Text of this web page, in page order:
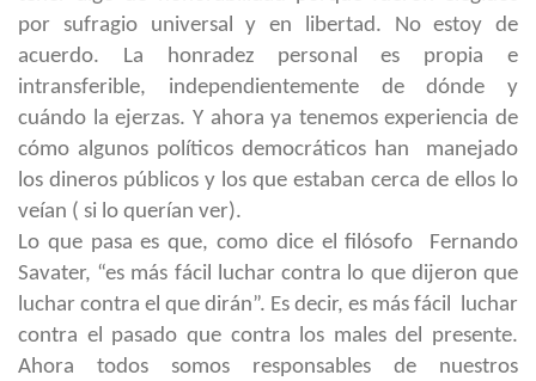
por sufragio universal y en libertad. No estoy de
acuerdo. La honradez personal es propia e
intransferible, independientemente de dónde y
cuándo la ejerzas. Y ahora ya tenemos experiencia de
cómo algunos políticos democráticos han manejado
los dineros públicos y los que estaban cerca de ellos lo
veían ( si lo querían ver).
Lo que pasa es que, como dice el filósofo Fernando
Savater, “es más fácil luchar contra lo que dijeron que
luchar contra el que dirán”. Es decir, es más fácil luchar
contra el pasado que contra los males del presente.
Ahora todos somos responsables de nuestros